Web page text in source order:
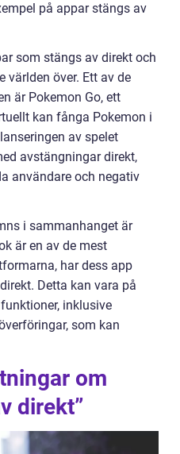
på appar stängs av
som stängs av direkt och
världen över. Ett av de
är Pokemon Go, ett
kan fånga Pokemon i
av spelet
avstängningar direkt,
användare och negativ
i sammanhanget är
är en av de mest
har dess app
Detta kan vara på
inklusive
som kan
om
direkt”